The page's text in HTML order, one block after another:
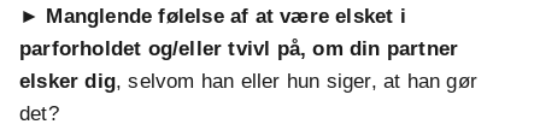
(Fyn) + online muligheder via zoom
► Manglende følelse af at være elsket i
parforholdet og/eller tvivl på, om din partner
elsker dig, selvom han eller hun siger, at han gør
det?